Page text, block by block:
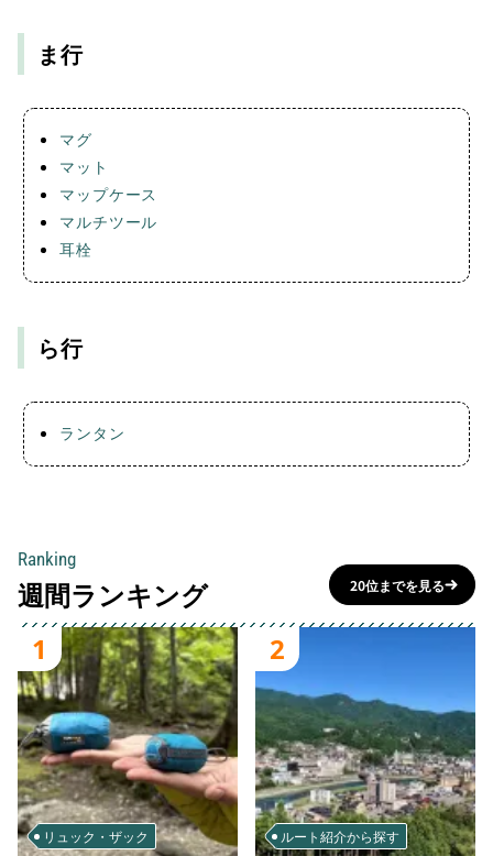
ま行
マグ
マット
マップケース
マルチツール
耳栓
ら行
ランタン
Ranking
週間ランキング 20位までを見る
1
リュック・ザック
2
ルート紹介から探す